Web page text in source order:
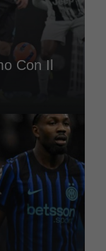
Con Il